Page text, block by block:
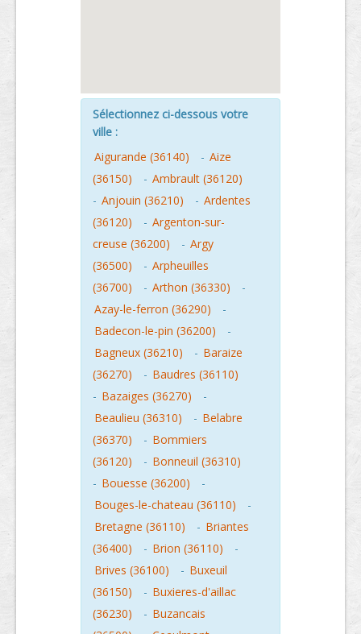
Sélectionnez ci-dessous votre
ville :
Aigurande (36140)
- Aize
(36150)
- Ambrault (36120)
- Anjouin (36210) - Ardentes
(36120)
- Argenton-sur-
creuse (36200)
- Argy
(36500)
- Arpheuilles
(36700)
- Arthon (36330)
-
Azay-le-ferron (36290)
-
Badecon-le-pin (36200)
-
Bagneux (36210)
- Baraize
(36270)
- Baudres (36110)
- Bazaiges (36270)
-
Beaulieu (36310)
- Belabre
(36370)
- Bommiers
(36120)
- Bonneuil (36310)
- Bouesse (36200)
-
Bouges-le-chateau (36110)
-
Bretagne (36110)
- Briantes
(36400)
- Brion (36110)
-
Brives (36100)
- Buxeuil
(36150)
- Buxieres-d'aillac
(36230)
- Buzancais